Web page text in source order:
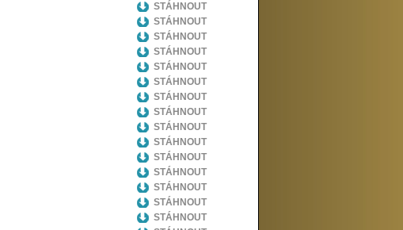
STÁHNOUT
STÁHNOUT
STÁHNOUT
STÁHNOUT
STÁHNOUT
STÁHNOUT
STÁHNOUT
STÁHNOUT
STÁHNOUT
STÁHNOUT
STÁHNOUT
STÁHNOUT
STÁHNOUT
STÁHNOUT
STÁHNOUT